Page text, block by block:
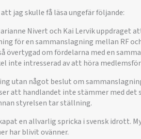
jag skulle få läsa ungefär följande:
Nivert och Kai Lervik uppdraget
för en sammanslagning mellan RF
övertygad om fördelarna med en
inte intresserad av att höra
utan något beslut om
att handlandet inte stämmer med
styrelsen tar ställning.
en allvarlig spricka i svensk idrott.
har blivit ovänner.